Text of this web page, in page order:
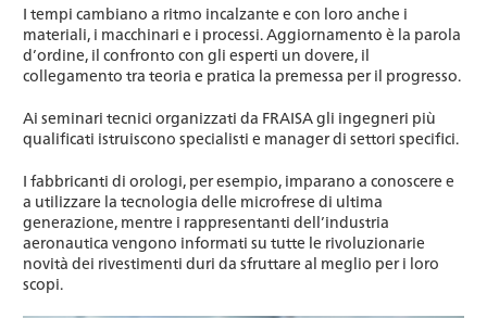
I tempi cambiano a ritmo incalzante e con loro anche i
materiali, i macchinari e i processi. Aggiornamento è la parola
d’ordine, il confronto con gli esperti un dovere, il
collegamento tra teoria e pratica la premessa per il progresso.
Ai seminari tecnici organizzati da FRAISA gli ingegneri più
qualificati istruiscono specialisti e manager di settori specifici.
I fabbricanti di orologi, per esempio, imparano a conoscere e
a utilizzare la tecnologia delle microfrese di ultima
generazione, mentre i rappresentanti dell’industria
aeronautica vengono informati su tutte le rivoluzionarie
novità dei rivestimenti duri da sfruttare al meglio per i loro
scopi.